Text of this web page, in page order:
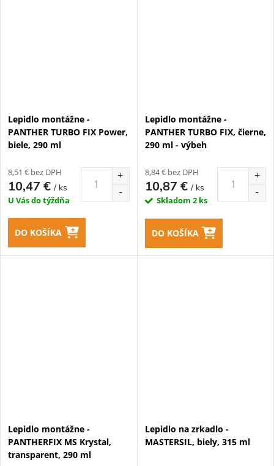
Lepidlo montážne -
PANTHER TURBO FIX Power,
biele, 290 ml
8,51 € bez DPH
10,47 €/ ks
U Vás do týždňa
DO KOŠÍKA
Lepidlo montážne -
PANTHER TURBO FIX, čierne,
290 ml - výbeh
8,84 € bez DPH
10,87 €/ ks
Skladom 2 ks
DO KOŠÍKA
Lepidlo montážne -
PANTHERFIX MS Krystal,
transparent, 290 ml
Lepidlo na zrkadlo -
MASTERSIL, biely, 315 ml